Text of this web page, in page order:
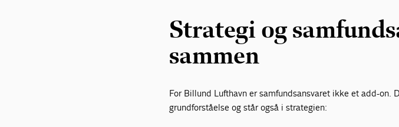
Strategi og
sammen
For Billund Lufthavn er samfundsansvaret ikke et add-on.
grundforståelse og står også i strategien: